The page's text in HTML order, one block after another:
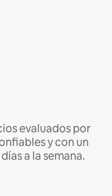
evaluados por
y con un
a la semana.